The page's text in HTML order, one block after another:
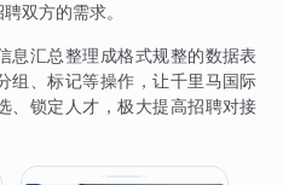
双方的需求。
息汇总整理成格式规整的数据表
组、标记等操作，让千里马国际
、锁定人才，极大提高招聘对接